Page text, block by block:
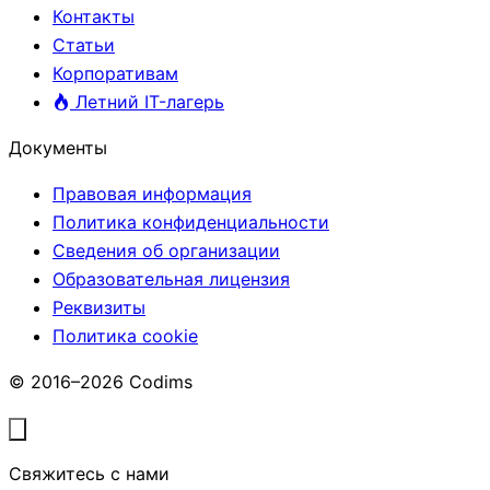
Контакты
Статьи
Корпоративам
Летний IT-лагерь
Документы
Правовая информация
Политика конфиденциальности
Сведения об организации
Образовательная лицензия
Реквизиты
Политика cookie
© 2016–2026 Codims
Свяжитесь с нами